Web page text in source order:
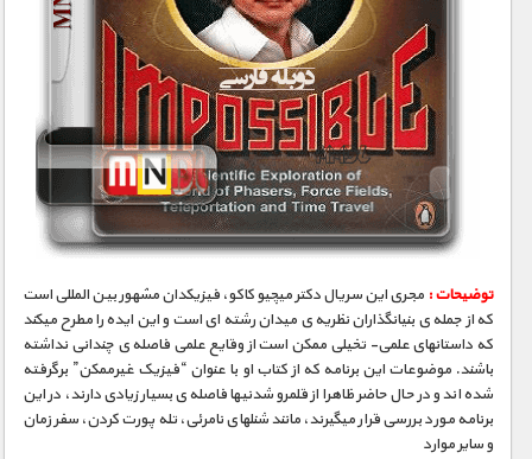
توضیحات : مجری­ این سریال دکتر میچیو کاکو، فیزیکدان مشهور بین­ المللی است
که از جمله­ ی بنیانگذاران نظریه­ ی میدان رشته ­ای است و این ایده را مطرح می­کند
که داستانهای علمی- تخیلی ممکن است از وقایع علمی فاصله­ ی چندانی نداشته
باشند. موضوعات این برنامه که از کتاب او با عنوان “فیزیک غیرممکن” برگرفته
شده­ اند و در حال حاضر ظاهرا از قلمرو شدنی­ها فاصله­ ی بسیار زیادی دارند، در این
برنامه مورد بررسی قرار می­گیرند، مانند شنلهای نامرئی، تله­ پورت کردن، سفر زمان
و سایر موارد